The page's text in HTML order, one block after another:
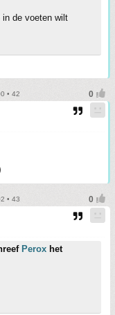
de voeten wilt
• 42
• 43
Perox het